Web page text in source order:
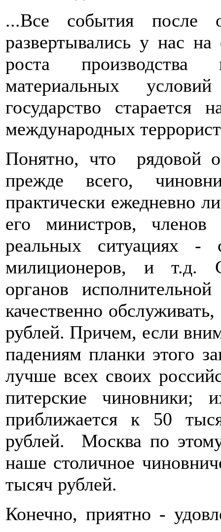
...Все события после
развертывались у нас
роста
материальных
государство старается
международных
Понятно, что рядовой
прежде всего,
практически ежедневно
его министров,
реальных ситуациях -
милиционеров, и т.д.
органов
качественно
рублей. Причем, если
падениям планки этого
лучше всех своих
питерские чиновники;
приближается к 50
рублей. Москва по
наше столичное
тысяч рублей.
Конечно, приятно -